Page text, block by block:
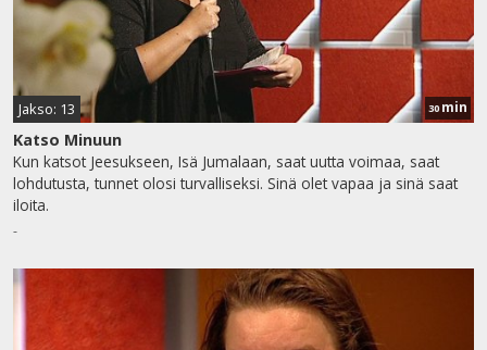
Jakso: 13 30 min
Katso Minuun
Kun katsot Jeesukseen, Isä Jumalaan, saat uutta voimaa, saat
lohdutusta, tunnet olosi turvalliseksi. Sinä olet vapaa ja sinä saat
iloita.
-